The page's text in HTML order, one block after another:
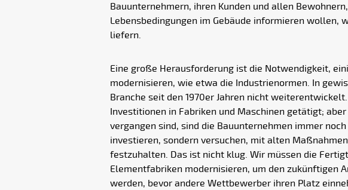
Bauunternehmern, ihren Kunden und allen
Lebensbedingungen im Gebäude informieren wollen,
liefern.
Eine große Herausforderung ist die Notwendigkeit,
modernisieren, wie etwa die Industrienormen. In
Branche seit den 1970er Jahren nicht
Investitionen in Fabriken und Maschinen getätigt;
vergangen sind, sind die Bauunternehmen immer
investieren, sondern versuchen, mit alten
festzuhalten. Das ist nicht klug. Wir müssen die
Elementfabriken modernisieren, um den zukünftigen
werden, bevor andere Wettbewerber ihren Platz